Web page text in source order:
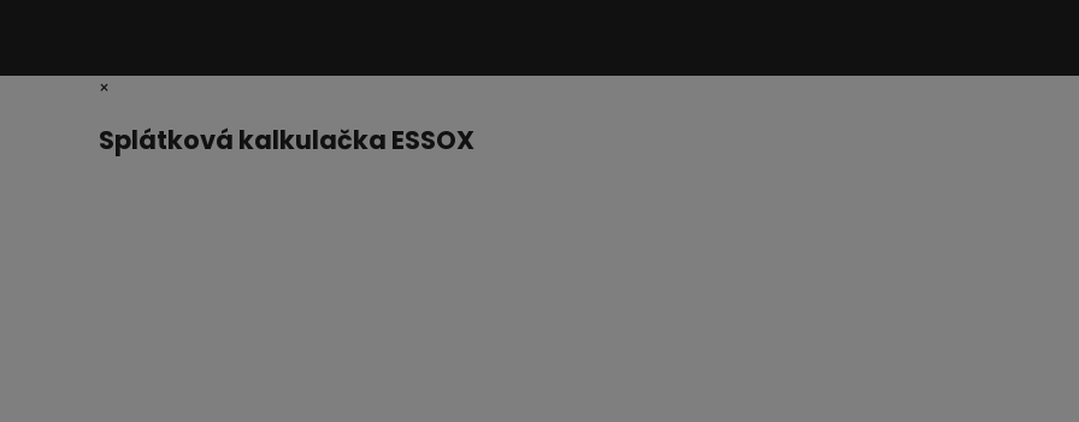
×
Splátková kalkulačka ESSOX